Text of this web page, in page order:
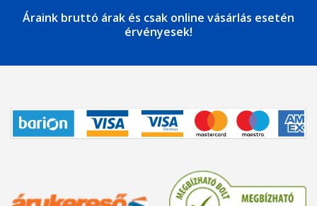
Áraink bruttó árak és csak online vásárlás esetén
érvényesek!